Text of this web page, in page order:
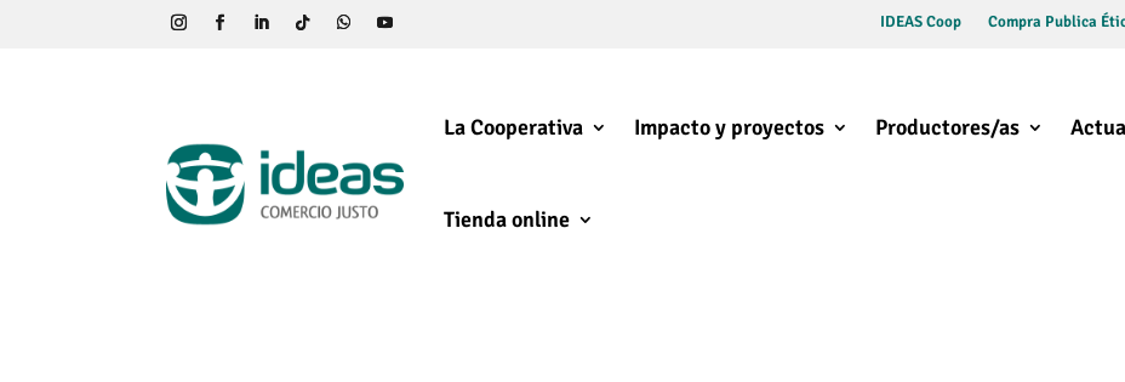
IDEAS Coop Compra Publica
La Cooperativa Impacto y proyectos Productores/as
Tienda online